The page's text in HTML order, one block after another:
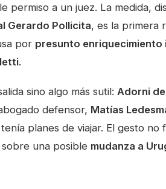
permiso a un juez. La medida,
Gerardo Pollicita, es la primera
por presunto enriquecimiento
.
sino algo más sutil: Adorni
defensor, Matías
planes de viajar. El gesto no
una posible mudanza a